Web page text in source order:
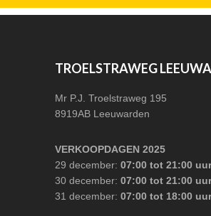
TROELSTRAWEG
Mr P.J. Troelstraweg 195
8919AB Leeuwarden
VERKOOPDAGEN 2025
29 december:07:00 tot 21:00
30 december:07:00 tot 21:00
31 december:07:00 tot 18:00